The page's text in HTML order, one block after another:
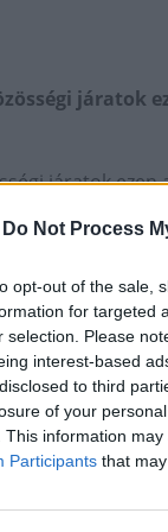
Do Not Process
opt-out of the sale,
for targeted
selection. Please
interest-based
to third
of your
This information
Participants that
járatok
járatok
Közlekedési
is a
a Lehel tér,
tér
a